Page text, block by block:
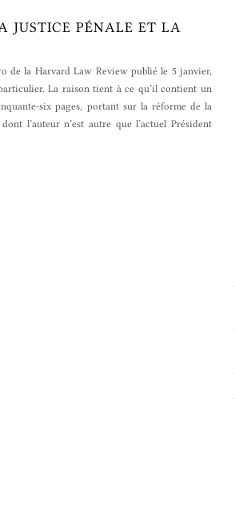
JUSTICE PÉNALE ET LA
de la Harvard Law Review publié le 5 janvier,
La raison tient à ce qu’il contient un
six pages, portant sur la réforme de la
l’auteur n’est autre que l’actuel Président